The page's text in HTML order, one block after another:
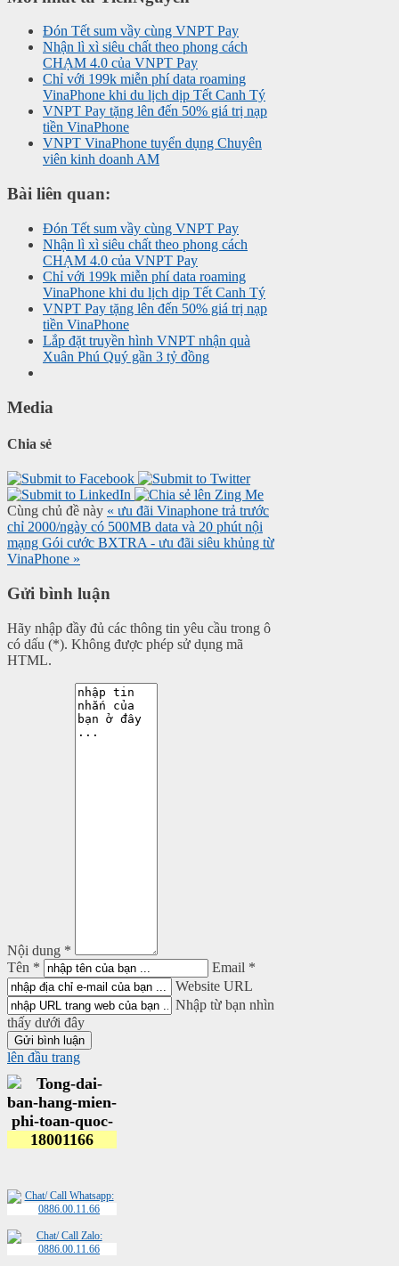
Đón Tết sum vầy cùng VNPT Pay
Nhận lì xì siêu chất theo phong cách
CHẠM 4.0 của VNPT Pay
Chỉ với 199k miễn phí data roaming
VinaPhone khi du lịch dịp Tết Canh Tý
VNPT Pay tặng lên đến 50% giá trị nạp
tiền VinaPhone
VNPT VinaPhone tuyển dụng Chuyên
viên kinh doanh AM
Bài liên quan:
Đón Tết sum vầy cùng VNPT Pay
Nhận lì xì siêu chất theo phong cách
CHẠM 4.0 của VNPT Pay
Chỉ với 199k miễn phí data roaming
VinaPhone khi du lịch dịp Tết Canh Tý
VNPT Pay tặng lên đến 50% giá trị nạp
tiền VinaPhone
Lắp đặt truyền hình VNPT nhận quà
Xuân Phú Quý gần 3 tỷ đồng
Media
Chia sẻ
Cùng chủ đề này « ưu đãi Vinaphone trả trước
chỉ 2000/ngày có 500MB data và 20 phút nội
mạng Gói cước BXTRA - ưu đãi siêu khủng từ
VinaPhone »
Gửi bình luận
Hãy nhập đầy đủ các thông tin yêu cầu trong ô
có dấu (*). Không được phép sử dụng mã
HTML.
Nội dung *
Tên *
Email *
Website URL
Nhập từ bạn nhìn
thấy dưới đây
lên đầu trang